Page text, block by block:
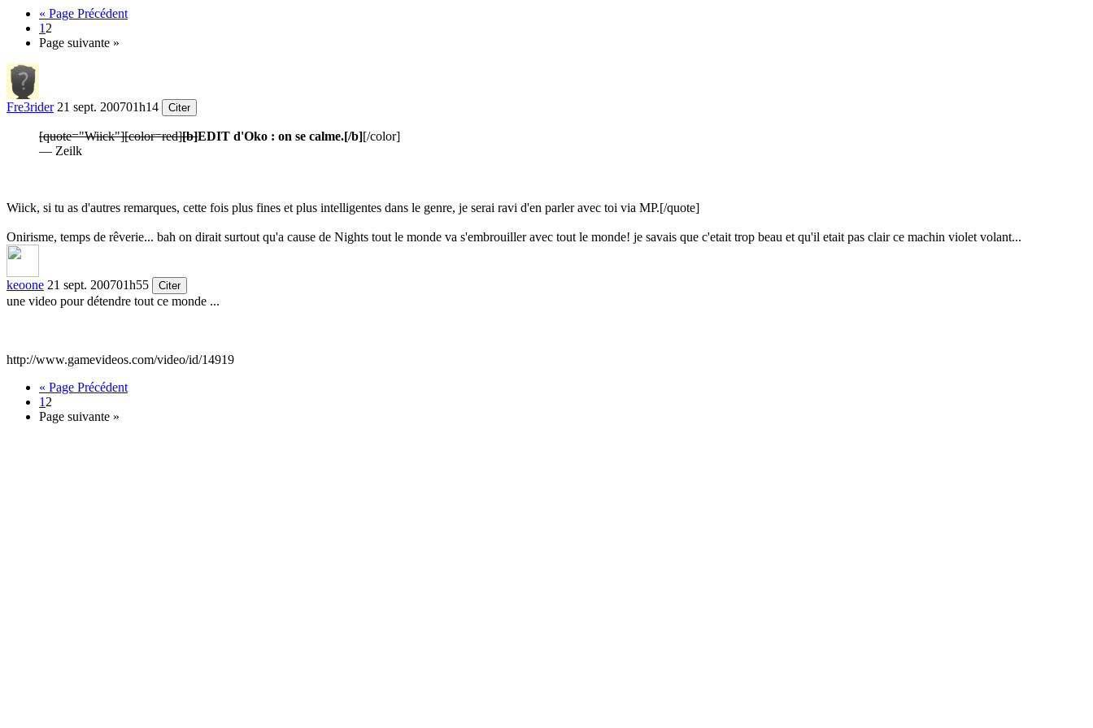
« Page Précédent
1 2
Page suivante »
Fre3rider 21 sept. 200701h14 Citer
[quote="Wiick"][color=red][b]EDIT d'Oko : on se calme.[/b][/color]
— Zeilk
Wiick, si tu as d'autres remarques, cette fois plus fines et plus intelligentes dans le genre, je serai ravi d'en parler avec toi via MP.[/quote]
Onirisme, temps de rêverie... bah on dirait surtout qu'a cause de Nights tout le monde va s'embrouiller avec tout le monde! je savais que c'etait trop beau et qu'il etait pas clair ce machin violet volant...
keoone 21 sept. 200701h55 Citer
une video pour détendre tout ce monde ...
http://www.gamevideos.com/video/id/14919
« Page Précédent
1 2
Page suivante »